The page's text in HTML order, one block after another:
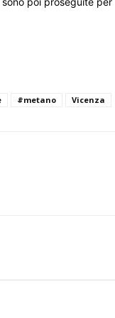
#metano Vicenza